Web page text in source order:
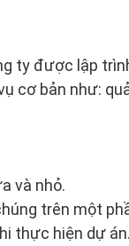
ty được lập
cơ bản như:
và nhỏ.
trên một
thực hiện dự án.